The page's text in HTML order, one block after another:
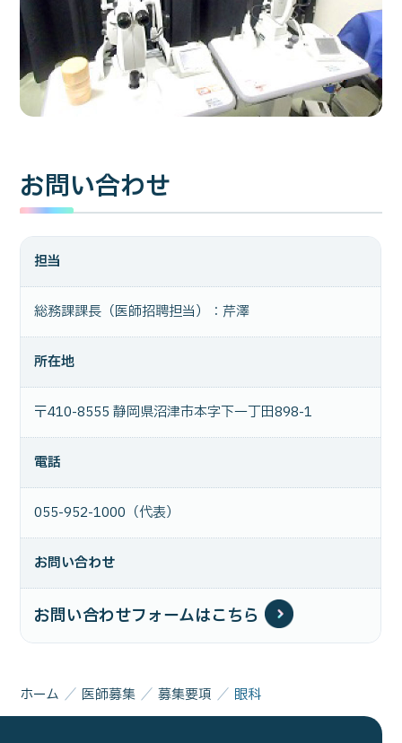
お問い合わせ
担当
総務課課長（医師招聘担当）：芹澤
所在地
〒410-8555 静岡県沼津市本字下一丁田898-1
電話
055-952-1000（代表）
お問い合わせ
お問い合わせフォームはこちら
ホーム 医師募集 募集要項 眼科